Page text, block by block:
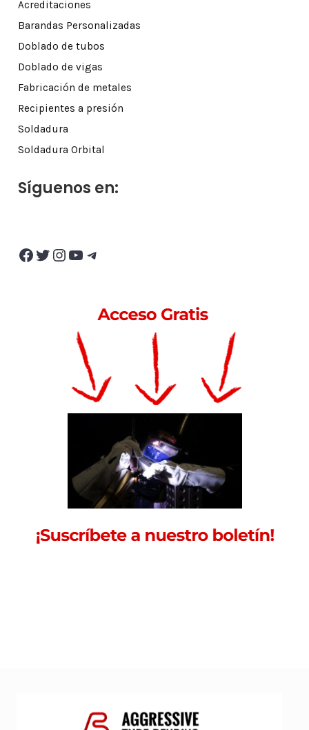
Acreditaciones
Barandas Personalizadas
Doblado de tubos
Doblado de vigas
Fabricación de metales
Recipientes a presión
Soldadura
Soldadura Orbital
Síguenos en:
Facebook Twitter InstagramYouTube Telegram